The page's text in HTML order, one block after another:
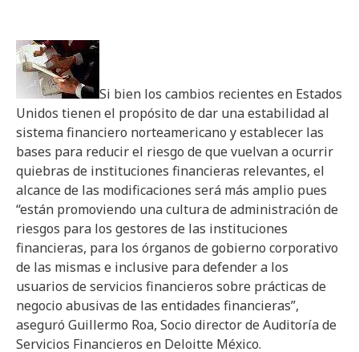
Si bien los cambios recientes en Estados
Unidos tienen el propósito de dar una estabilidad al
sistema financiero norteamericano y establecer las
bases para reducir el riesgo de que vuelvan a ocurrir
quiebras de instituciones financieras relevantes, el
alcance de las modificaciones será más amplio pues
“están promoviendo una cultura de administración de
riesgos para los gestores de las instituciones
financieras, para los órganos de gobierno corporativo
de las mismas e inclusive para defender a los
usuarios de servicios financieros sobre prácticas de
negocio abusivas de las entidades financieras”,
aseguró Guillermo Roa, Socio director de Auditoría de
Servicios Financieros en Deloitte México.